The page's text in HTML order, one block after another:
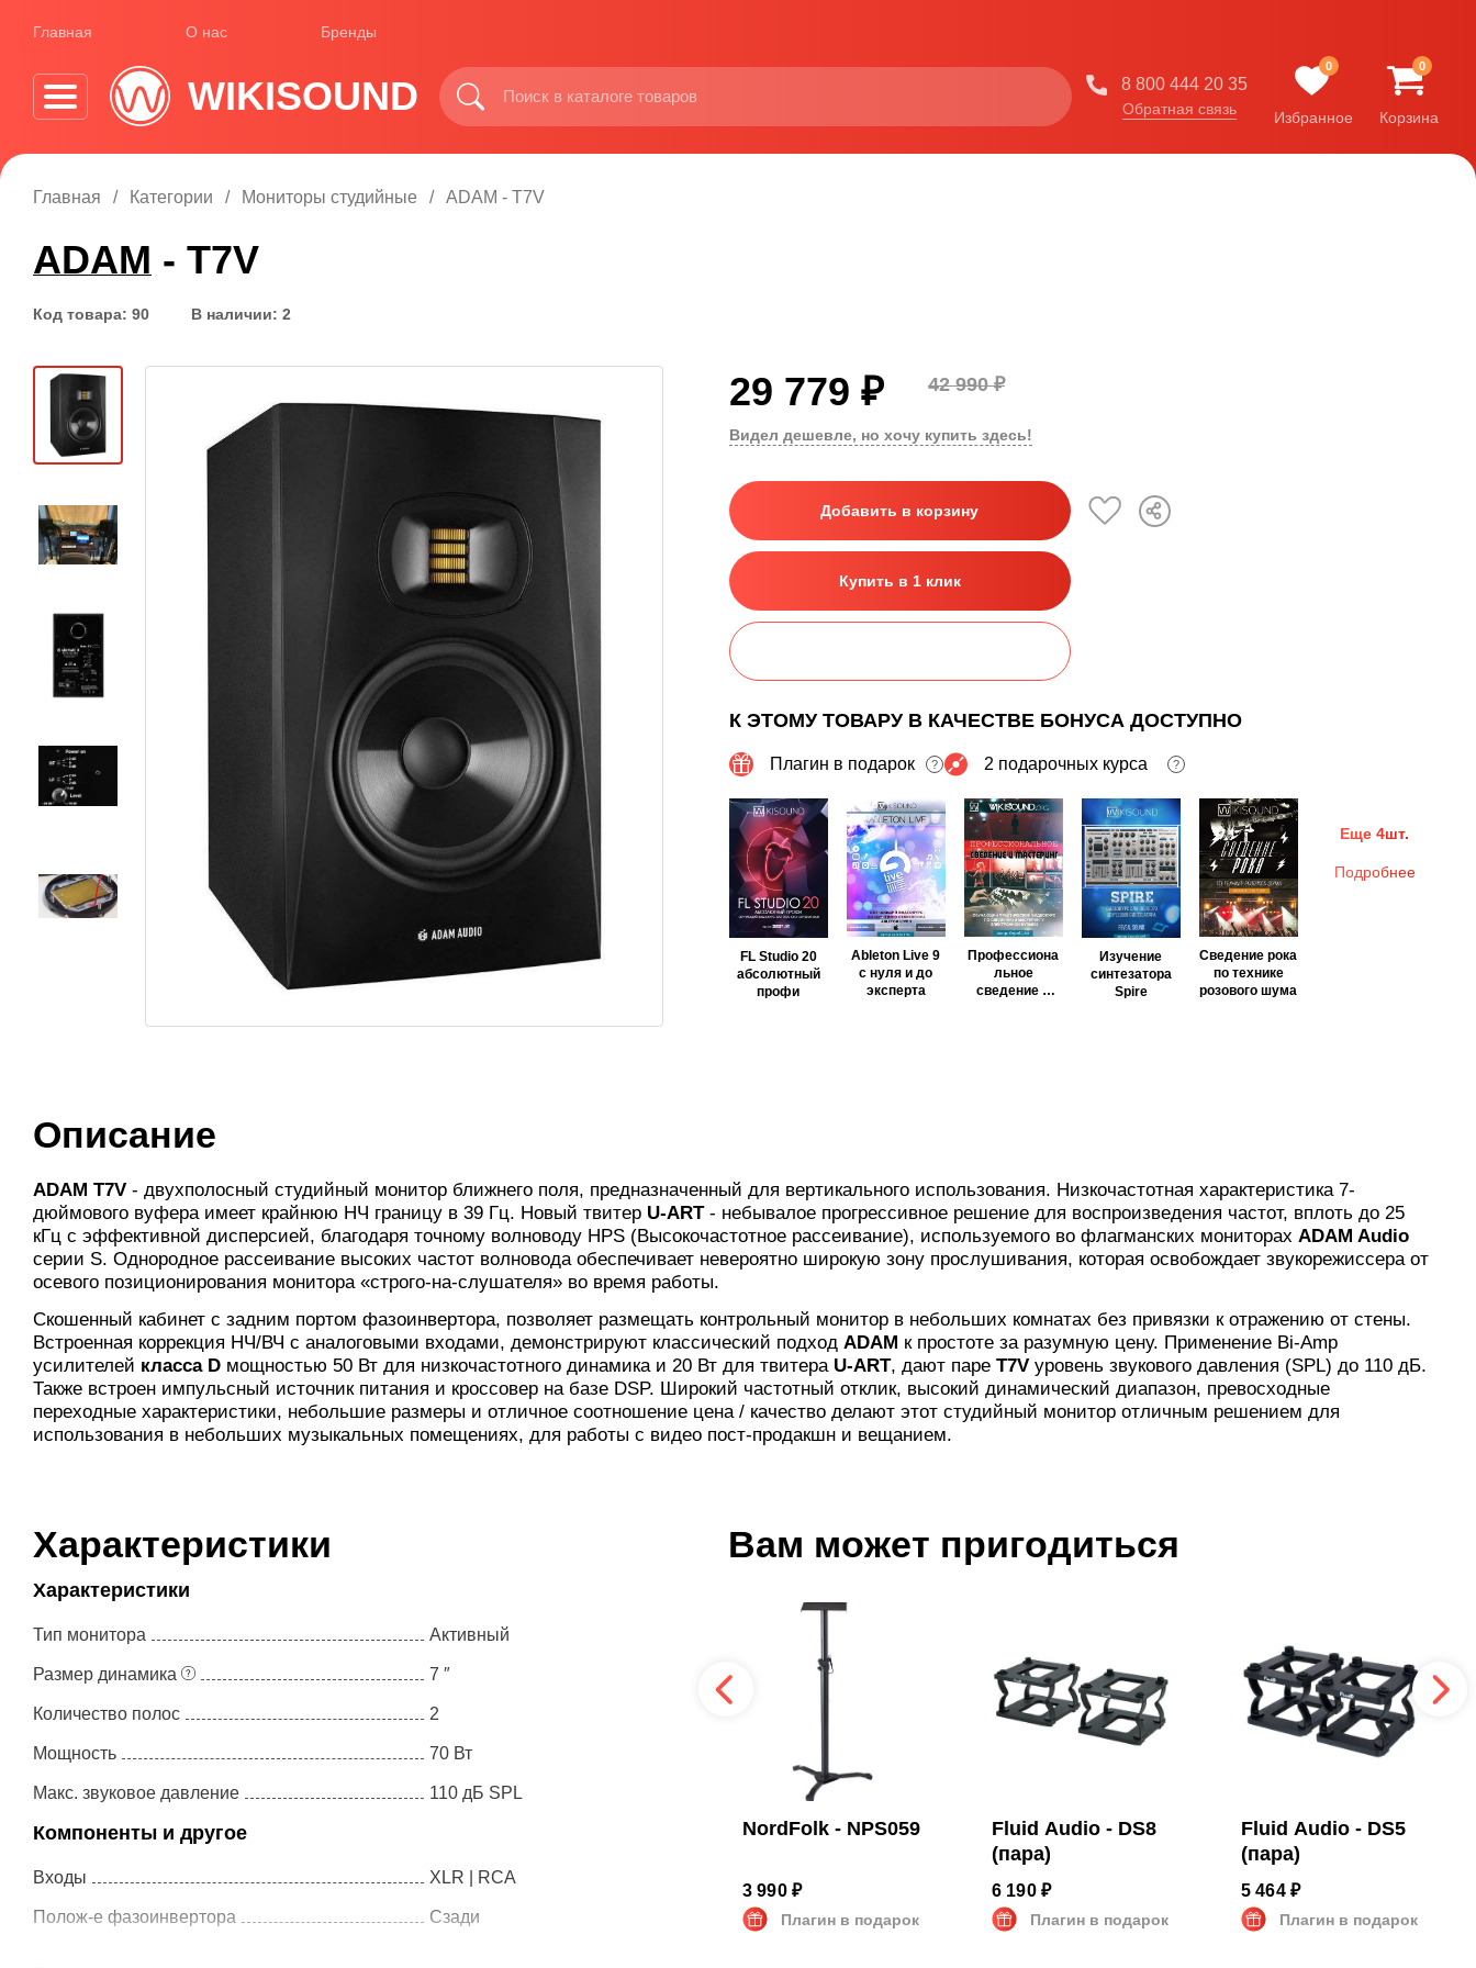
Главная О нас Бренды
WIKISOUND 8 800 444 20 35
Обратная связь
0
Избранное
0
Корзина
Главная Категории Мониторы студийные ADAM - T7V
ADAM - T7V
Код товара: 90 В наличии: 2
29 779 ₽ 42 990 ₽
Видел дешевле, но хочу купить здесь!
Добавить в корзину
Купить в 1 клик
К ЭТОМУ ТОВАРУ В КАЧЕСТВЕ БОНУСА ДОСТУПНО
Плагин в подарок ? 2 подарочных курса ?
FL Studio 20
абсолютный
профи
Ableton Live 9
с нуля и до
эксперта
Профессиона
льное
сведение и
Изучение
синтезатора
Spire
Сведение рока
по технике
розового шума
Еще 4шт.
Подробнее
Описание
ADAM T7V - двухполосный студийный монитор ближнего поля, предназначенный для вертикального использования. Низкочастотная характеристика 7-
дюймового вуфера имеет крайнюю НЧ границу в 39 Гц. Новый твитер U-ART- небывалое прогрессивное решение для воспроизведения частот, вплоть до 25
кГц с эффективной дисперсией, благодаря точному волноводу HPS (Высокочастотное рассеивание), используемого во флагманских мониторах ADAM Audio
серии S. Однородное рассеивание высоких частот волновода обеспечивает невероятно широкую зону прослушивания, которая освобождает звукорежиссера от
осевого позиционирования монитора «строго-на-слушателя» во время работы.
Скошенный кабинет с задним портом фазоинвертора, позволяет размещать контрольный монитор в небольших комнатах без привязки к отражению от стены.
Встроенная коррекция НЧ/ВЧ с аналоговыми входами, демонстрируют классический подход ADAM к простоте за разумную цену. Применение Bi-Amp
усилителей класса D мощностью 50 Вт для низкочастотного динамика и 20 Вт для твитера U-ART, дают паре T7V уровень звукового давления (SPL) до 110 дБ.
Также встроен импульсный источник питания и кроссовер на базе DSP. Широкий частотный отклик, высокий динамический диапазон, превосходные
переходные характеристики, небольшие размеры и отличное соотношение цена / качество делают этот студийный монитор отличным решением для
использования в небольших музыкальных помещениях, для работы с видео пост-продакшн и вещанием.
Характеристики
Характеристики
Тип монитора Активный
Размер динамика 7 ″
Количество полос 2
Мощность 70 Вт
Макс. звуковое давление 110 дБ SPL
Компоненты и другое
Входы XLR | RCA
Полож-е фазоинвертора Сзади
Вам может пригодиться
- 26740-000-
990 ₽
Плагин в подарок
Quik Lok - BS402
Плагин в подарок
NordFolk - NPS059
3 990 ₽
Плагин в подарок
Fluid Audio - DS8
(пара)
6 190 ₽
Плагин в подарок
Fluid Audio - DS5
(пара)
5 464 ₽
Плагин в подарок